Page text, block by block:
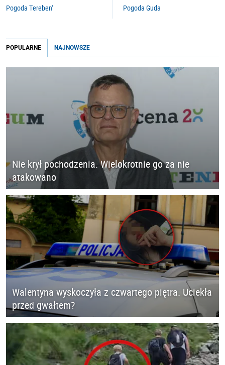
Pogoda Tereben’ Pogoda Guda
POPULARNE NAJNOWSZE
Nie krył pochodzenia. Wielokrotnie go za nie
atakowano
Walentyna wyskoczyła z czwartego piętra. Uciekła
przed gwałtem?